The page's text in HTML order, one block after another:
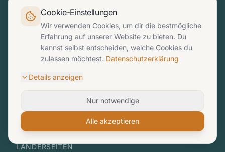
deiner Bewerbung?
Cookie-Einstellungen
Wir verwenden Cookies, um dir die bestmögliche
Erfahrung auf unserer Website zu bieten. Du
kannst selbst entscheiden, welche Cookies du
zulassen möchtest. Datenschutzerklärung
Details anzeigen
Nur notwendige
Alle akzeptieren
Bewerbungsfoto – Guide
Bewerbung Krankenpfleger
Für Unternehmen
Headhunting & Active Sourcing
Jobportal einfacharbeit.at
LÄNDERSEITEN